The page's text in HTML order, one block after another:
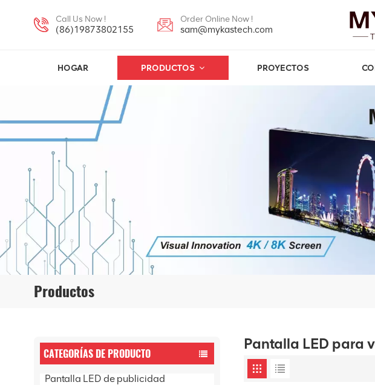
Call Us Now !
(86)19873802155
Order Online Now !
sam@mykastech.com
HOGAR PRODUCTOS PROYECTOS
Productos
CATEGORÍAS DE PRODUCTO
Pantalla LED de publicidad
Pantalla LED para